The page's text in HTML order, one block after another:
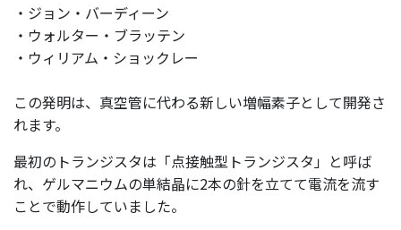
・ジョン・バーディーン
・ウォルター・ブラッテン
・ウィリアム・ショックレー
この発明は、真空管に代わる新しい増幅素子として開発さ
れます。
最初のトランジスタは「点接触型トランジスタ」と呼ば
れ、ゲルマニウムの単結晶に2本の針を立てて電流を流す
ことで動作していました。